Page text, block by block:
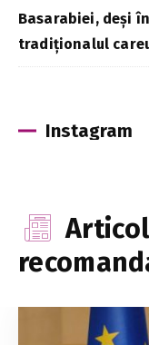
Basarabiei, deși
tradiționalul
Instagram